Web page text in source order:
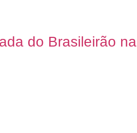
do Brasileirão na